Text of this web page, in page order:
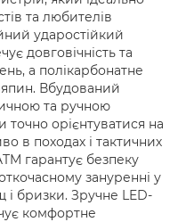
та любителів
ударостійкий
довговічність та
а полікарбонатне
Вбудований
та ручною
орієнтуватися на
в походах і тактичних
гарантує безпеку
зануренні у
бризки. Зручне LED-
комфортне